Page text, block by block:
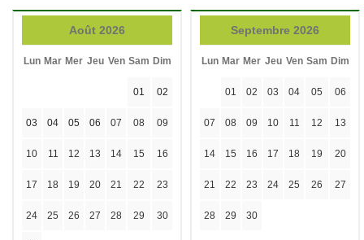
Août 2026
Lun Mar Mer Jeu Ven Sam Dim
01 02
03 04 05 06 07 08 09
10 11 12 13 14 15 16
17 18 19 20 21 22 23
24 25 26 27 28 29 30
Septembre 2026
Lun Mar Mer Jeu Ven Sam Dim
01 02 03 04 05 06
07 08 09 10 11 12 13
14 15 16 17 18 19 20
21 22 23 24 25 26 27
28 29 30